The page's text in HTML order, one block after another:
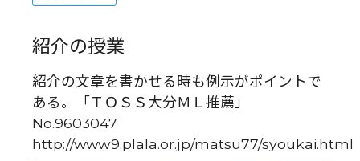
紹介の授業
紹介の文章を書かせる時も例示がポイントで
ある。「ＴＯＳＳ大分ＭＬ推薦」
No.9603047
http://www9.plala.or.jp/matsu77/syoukai.html